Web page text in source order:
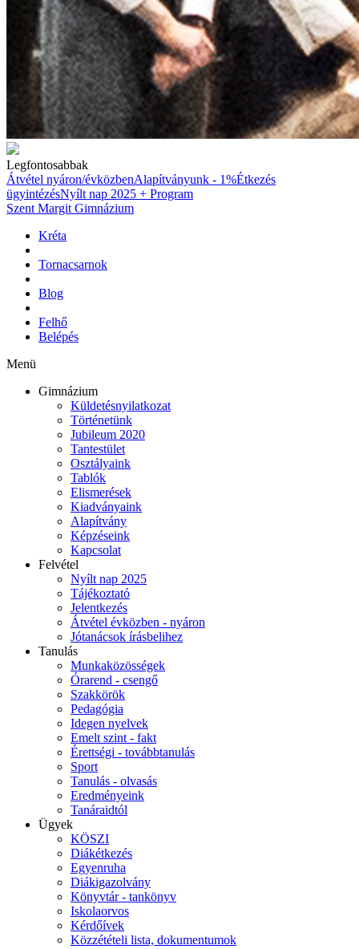
Legfontosabbak
Átvétel nyáron/évközbenAlapítványunk - 1%Étkezés
ügyintézésNyílt nap 2025 + Program
Szent Margit Gimnázium
Kréta
Tornacsarnok
Blog
Felhő
Belépés
Menü
Gimnázium
Küldetésnyilatkozat
Történetünk
Jubileum 2020
Tantestület
Osztályaink
Tablók
Elismerések
Kiadványaink
Alapítvány
Képzéseink
Kapcsolat
Felvétel
Nyílt nap 2025
Tájékoztató
Jelentkezés
Átvétel évközben - nyáron
Jótanácsok írásbelihez
Tanulás
Munkaközösségek
Órarend - csengő
Szakkörök
Pedagógia
Idegen nyelvek
Emelt szint - fakt
Érettségi - továbbtanulás
Sport
Tanulás - olvasás
Eredményeink
Tanáraidtól
Ügyek
KÖSZI
Diákétkezés
Egyenruha
Diákigazolvány
Könyvtár - tankönyv
Iskolaorvos
Kérdőívek
Közzétételi lista, dokumentumok